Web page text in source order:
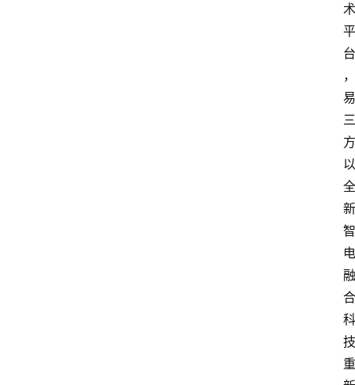
术
平
台
，
易
三
方
以
全
新
智
电
融
合
科
技
重